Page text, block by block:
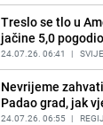
PRIJE 2 DANA | FOTO
Ogromna
BiH: Inspektori
slijede kazne
PRIJE 2 DANA | BOSNA
Treslo se tlo u
jačine 5,0
24.07.26. 06:41 |
Nevrijeme
Padao grad, jak
24.07.26. 06:55 |